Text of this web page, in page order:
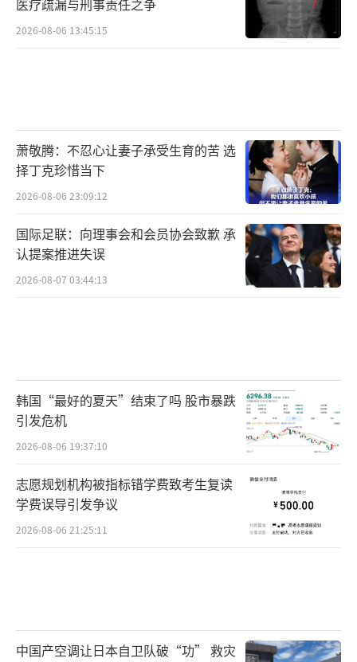
2026-08-06 13:45:15
萧敬腾：不忍心让妻子承受生育的苦 选
择丁克珍惜当下
2026-08-06 23:09:12
国际足联：向理事会和会员协会致歉 承
认提案推进失误
2026-08-07 03:44:13
韩国“最好的夏天”结束了吗 股市暴跌
引发危机
2026-08-06 19:37:10
志愿规划机构被指标错学费致考生复读
学费误导引发争议
2026-08-06 21:25:11
中国产空调让日本自卫队破“功” 救灾